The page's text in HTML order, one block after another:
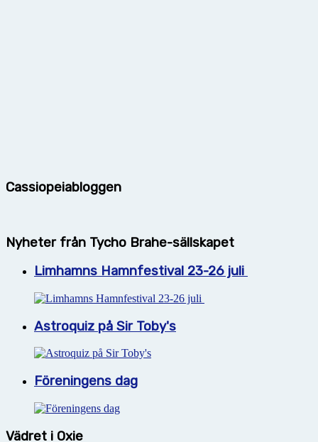
Cassiopeiabloggen
Nyheter från Tycho Brahe-sällskapet
Limhamns Hamnfestival 23-26 juli
Astroquiz på Sir Toby's
Föreningens dag
Vädret i Oxie